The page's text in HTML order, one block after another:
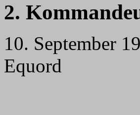
2.
10. September
Equord